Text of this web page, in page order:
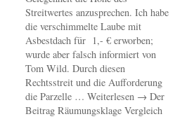
Streitwertes anzusprechen. Ich habe
die verschimmelte Laube mit
Asbestdach für 1,- € erworben;
wurde aber falsch informiert von
Tom Wild. Durch diesen
Rechtsstreit und die Aufforderung
die Parzelle … Weiterlesen → Der
Beitrag Räumungsklage Vergleich